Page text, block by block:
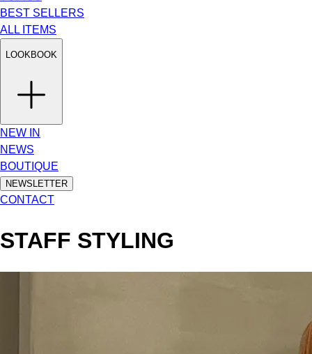
BEST SELLERS
ALL ITEMS
LOOKBOOK
NEW IN
NEWS
BOUTIQUE
NEWSLETTER
CONTACT
STAFF STYLING